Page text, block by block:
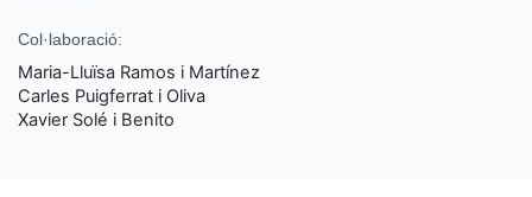
Col·laboració:
Maria-Lluïsa Ramos i Martínez
Carles Puigferrat i Oliva
Xavier Solé i Benito